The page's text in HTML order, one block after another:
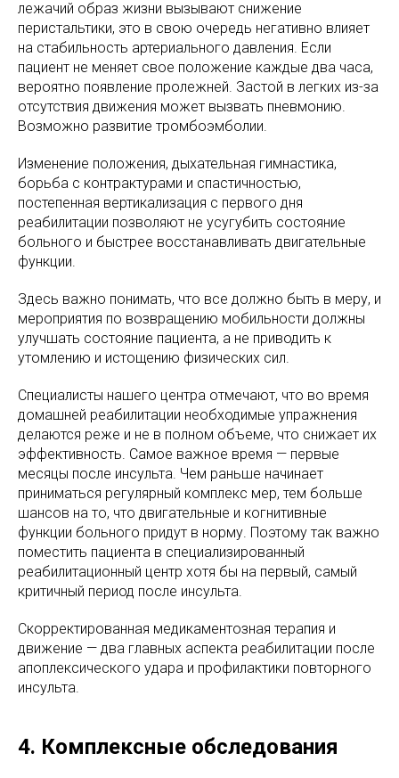
лежачий образ жизни вызывают снижение
перистальтики, это в свою очередь негативно влияет
на стабильность артериального давления. Если
пациент не меняет свое положение каждые два часа,
вероятно появление пролежней. Застой в легких из-за
отсутствия движения может вызвать пневмонию.
Возможно развитие тромбоэмболии.
Изменение положения, дыхательная гимнастика,
борьба с контрактурами и спастичностью,
постепенная вертикализация с первого дня
реабилитации позволяют не усугубить состояние
больного и быстрее восстанавливать двигательные
функции.
Здесь важно понимать, что все должно быть в меру, и
мероприятия по возвращению мобильности должны
улучшать состояние пациента, а не приводить к
утомлению и истощению физических сил.
Специалисты нашего центра отмечают, что во время
домашней реабилитации необходимые упражнения
делаются реже и не в полном объеме, что снижает их
эффективность. Самое важное время — первые
месяцы после инсульта. Чем раньше начинает
приниматься регулярный комплекс мер, тем больше
шансов на то, что двигательные и когнитивные
функции больного придут в норму. Поэтому так важно
поместить пациента в специализированный
реабилитационный центр хотя бы на первый, самый
критичный период после инсульта.
Скорректированная медикаментозная терапия и
движение — два главных аспекта реабилитации после
апоплексического удара и профилактики повторного
инсульта.
4. Комплексные обследования